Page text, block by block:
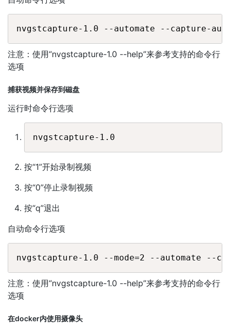
注意：使用“nvgstcapture-1.0 --help”来参考支持的命令行
选项
捕获视频并保存到磁盘
运行时命令行选项
按“1”开始录制视频
按“0”停止录制视频
按“q”退出
自动命令行选项
注意：使用“nvgstcapture-1.0 --help”来参考支持的命令行
选项
在docker内使用摄像头